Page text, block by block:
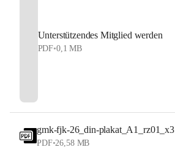
Unterstützendes Mitglied werden
PDF•0,1 MB
gmk-fjk-26_din-plakat_A1_rz01_x3
PDF•26,58 MB